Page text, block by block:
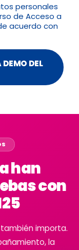
personales
de Acceso a
acuerdo con
DEL
han
con
importa.
la